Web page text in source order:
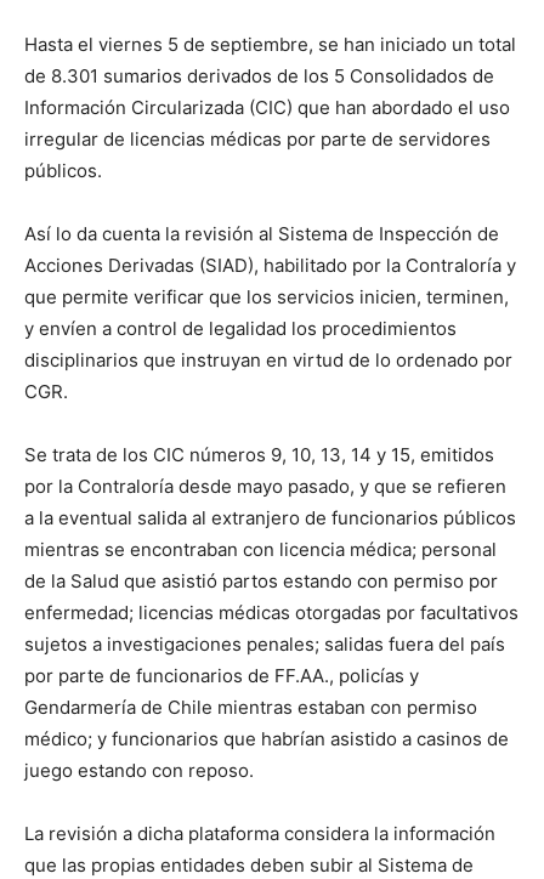
Hasta el viernes 5 de septiembre, se han iniciado un total
de 8.301 sumarios derivados de los 5 Consolidados de
Información Circularizada (CIC) que han abordado el uso
irregular de licencias médicas por parte de servidores
públicos.
Así lo da cuenta la revisión al Sistema de Inspección de
Acciones Derivadas (SIAD), habilitado por la Contraloría y
que permite verificar que los servicios inicien, terminen,
y envíen a control de legalidad los procedimientos
disciplinarios que instruyan en virtud de lo ordenado por
CGR.
Se trata de los CIC números 9, 10, 13, 14 y 15, emitidos
por la Contraloría desde mayo pasado, y que se refieren
a la eventual salida al extranjero de funcionarios públicos
mientras se encontraban con licencia médica; personal
de la Salud que asistió partos estando con permiso por
enfermedad; licencias médicas otorgadas por facultativos
sujetos a investigaciones penales; salidas fuera del país
por parte de funcionarios de FF.AA., policías y
Gendarmería de Chile mientras estaban con permiso
médico; y funcionarios que habrían asistido a casinos de
juego estando con reposo.
La revisión a dicha plataforma considera la información
que las propias entidades deben subir al Sistema de